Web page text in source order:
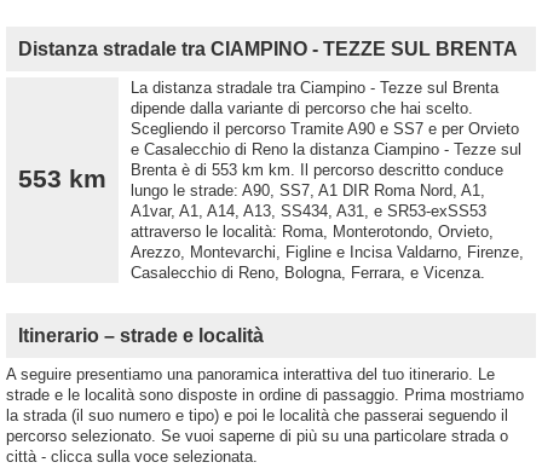
Distanza stradale tra CIAMPINO - TEZZE SUL BRENTA
553 km
La distanza stradale tra Ciampino - Tezze sul Brenta
dipende dalla variante di percorso che hai scelto.
Scegliendo il percorso Tramite A90 e SS7 e per Orvieto
e Casalecchio di Reno la distanza Ciampino - Tezze sul
Brenta è di 553 km km. Il percorso descritto conduce
lungo le strade: A90, SS7, A1 DIR Roma Nord, A1,
A1var, A1, A14, A13, SS434, A31, e SR53-exSS53
attraverso le località: Roma, Monterotondo, Orvieto,
Arezzo, Montevarchi, Figline e Incisa Valdarno, Firenze,
Casalecchio di Reno, Bologna, Ferrara, e Vicenza.
Itinerario – strade e località
A seguire presentiamo una panoramica interattiva del tuo itinerario. Le
strade e le località sono disposte in ordine di passaggio. Prima mostriamo
la strada (il suo numero e tipo) e poi le località che passerai seguendo il
percorso selezionato. Se vuoi saperne di più su una particolare strada o
città - clicca sulla voce selezionata.